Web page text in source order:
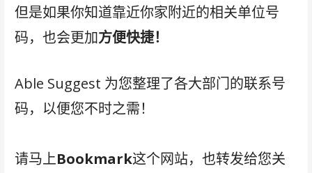
但是如果你知道靠近你家附近的相关单位号
码，也会更加方便快捷！
Able Suggest 为您整理了各大部门的联系号
码，以便您不时之需！
请马上Bookmark这个网站，也转发给您关